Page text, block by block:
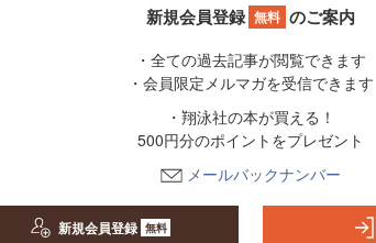
新規会員登録 無料 のご案内
・全ての過去記事が閲覧できます
・会員限定メルマガを受信できます
・翔泳社の本が買える！
500円分のポイントをプレゼント
メールバックナンバー
新規会員登録 無料